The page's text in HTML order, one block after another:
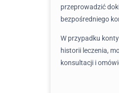
przeprowadzić
bezpośredniego
W przypadku
historii leczenia,
konsultacji i